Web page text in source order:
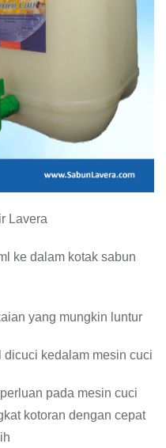
Lavera
ke dalam kotak sabun
yang mungkin luntur
kedalam mesin cuci
pada mesin cuci
kotoran dengan cepat